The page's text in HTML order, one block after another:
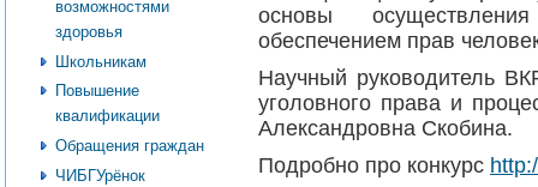
возможностями
здоровья
Школьникам
Повышение
квалификации
Обращения граждан
ЧИБГУрёнок
основы
обеспечением прав
Научный руководитель
уголовного права и
Александровна Скобина.
Подробно про конкурс